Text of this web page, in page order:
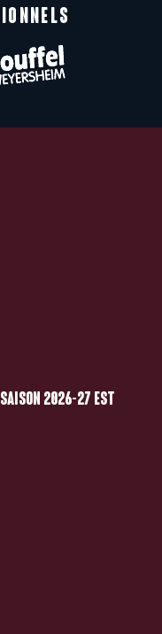
SAISON 2026-27 EST